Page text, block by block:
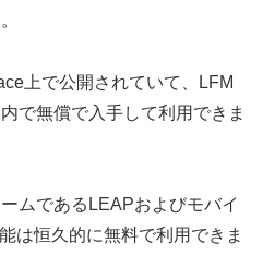
上で公開されていて、LFM
で無償で入手して利用できま
ムであるLEAPおよびモバイ
は恒久的に無料で利用できま